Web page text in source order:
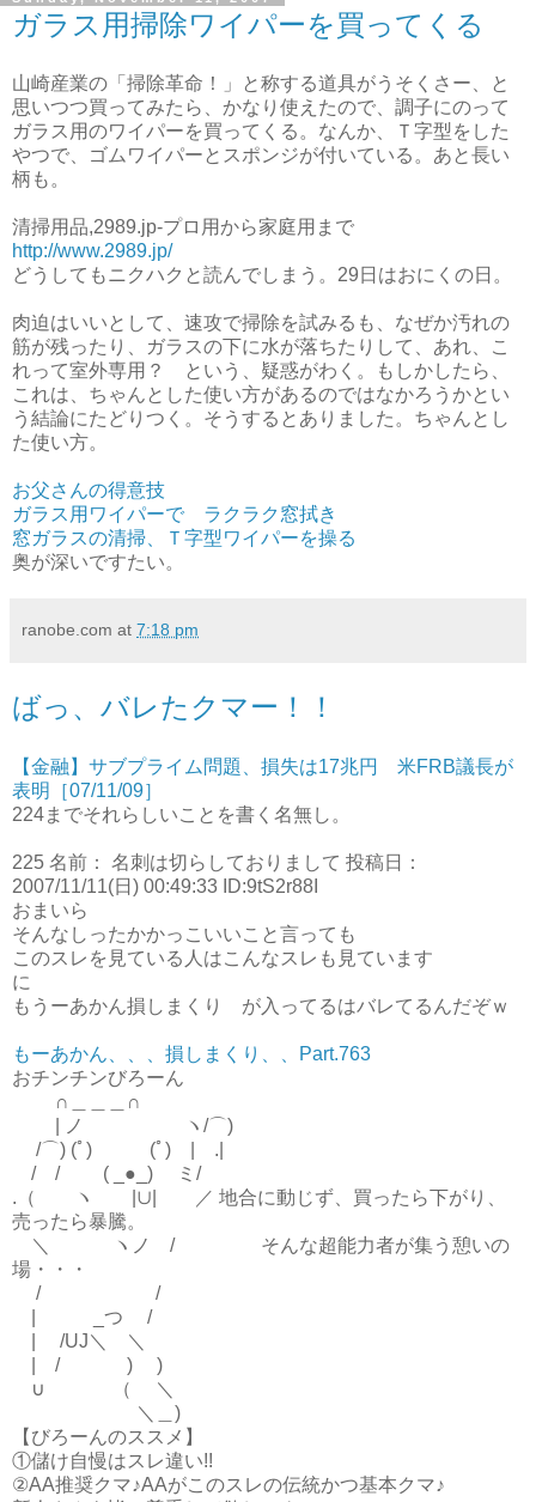
ガラス用掃除ワイパーを買ってくる
山崎産業の「掃除革命！」と称する道具がうそくさー、と
思いつつ買ってみたら、かなり使えたので、調子にのって
ガラス用のワイパーを買ってくる。なんか、Ｔ字型をした
やつで、ゴムワイパーとスポンジが付いている。あと長い
柄も。
清掃用品,2989.jp-プロ用から家庭用まで
http://www.2989.jp/
どうしてもニクハクと読んでしまう。29日はおにくの日。
肉迫はいいとして、速攻で掃除を試みるも、なぜか汚れの
筋が残ったり、ガラスの下に水が落ちたりして、あれ、こ
れって室外専用？ という、疑惑がわく。もしかしたら、
これは、ちゃんとした使い方があるのではなかろうかとい
う結論にたどりつく。そうするとありました。ちゃんとし
た使い方。
お父さんの得意技
ガラス用ワイパーで ラクラク窓拭き
窓ガラスの清掃、Ｔ字型ワイパーを操る
奥が深いですたい。
ranobe.com at 7:18 pm
ばっ、バレたクマー！！
【金融】サブプライム問題、損失は17兆円 米FRB議長が
表明［07/11/09］
224までそれらしいことを書く名無し。
225 名前： 名刺は切らしておりまして 投稿日：
2007/11/11(日) 00:49:33 ID:9tS2r88I
おまいら
そんなしったかかっこいいこと言っても
このスレを見ている人はこんなスレも見ています
に
もうーあかん損しまくり が入ってるはバレてるんだぞｗ
もーあかん、、、損しまくり、、Part.763
おチンチンびろーん
∩＿＿＿∩
| ノ ヽ/⌒)
/⌒) (ﾟ) (ﾟ) | .|
/ / ( _●_) ミ/
.（ ヽ |∪| ／ 地合に動じず、買ったら下がり、
売ったら暴騰。
＼ ヽノ / そんな超能力者が集う憩いの
場・・・
/ /
| _つ /
| /UJ＼ ＼
| / ) )
∪ （ ＼
＼＿)
【びろーんのススメ】
①儲け自慢はスレ違い!!
②AA推奨クマ♪AAがこのスレの伝統かつ基本クマ♪